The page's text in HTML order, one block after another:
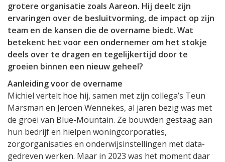
grotere organisatie zoals Aareon. Hij deelt zijn
ervaringen over de besluitvorming, de impact op zijn
team en de kansen die de overname biedt. Wat
betekent het voor een ondernemer om het stokje
deels over te dragen en tegelijkertijd door te
groeien binnen een nieuw geheel?
Aanleiding voor de overname
Michiel vertelt hoe hij, samen met zijn collega’s Teun
Marsman en Jeroen Wennekes, al jaren bezig was met
de groei van Blue-Mountain. Ze bouwden gestaag aan
hun bedrijf en hielpen woningcorporaties,
zorgorganisaties en onderwijsinstellingen met data-
gedreven werken. Maar in 2023 was het moment daar